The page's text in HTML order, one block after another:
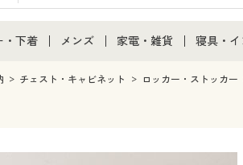
・下着
・下着通販すべて
着
メンズ
メンズ通販すべて
メンズ下着
家電・雑貨
家電・雑貨すべて
キッチン・雑貨・日用品
寝具・
寝具・
寝具・ベ
チェスト・キャビネット ロッカー・ストッカー